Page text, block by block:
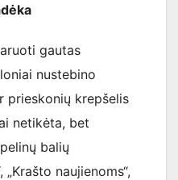
gautas
nustebino
prieskonių krepšelis
netikėta, bet
balių
naujienoms“,